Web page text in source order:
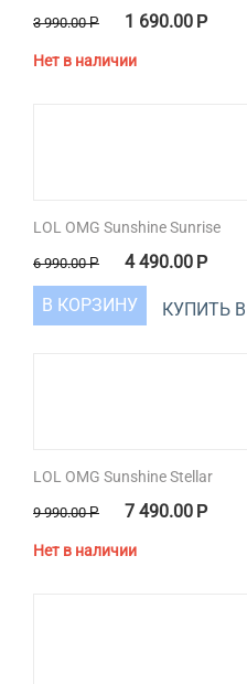
3 990.00 Р 1 690.00 Р
Нет в наличии
LOL OMG Sunshine Sunrise
6 990.00 Р 4 490.00 Р
В КОРЗИНУ КУПИТЬ
LOL OMG Sunshine Stellar
9 990.00 Р 7 490.00 Р
Нет в наличии